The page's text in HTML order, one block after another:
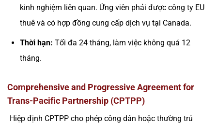
kinh nghiệm liên quan. Ứng viên phải được công ty EU
thuê và có hợp đồng cung cấp dịch vụ tại Canada.
Thời hạn: Tối đa 24 tháng, làm việc không quá 12
tháng.
Comprehensive and Progressive Agreement for
Trans-Pacific Partnership (CPTPP)
Hiệp định CPTPP cho phép công dân hoặc thường trú